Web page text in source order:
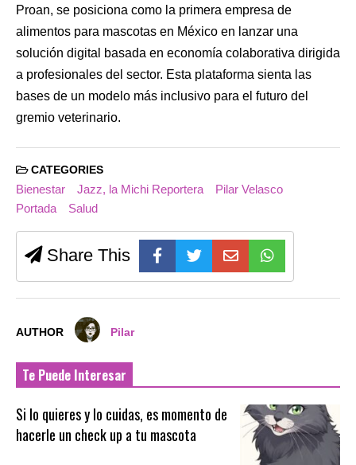
Proan, se posiciona como la primera empresa de
alimentos para mascotas en México en lanzar una
solución digital basada en economía colaborativa dirigida
a profesionales del sector. Esta plataforma sienta las
bases de un modelo más inclusivo para el futuro del
gremio veterinario.
CATEGORIES
Bienestar Jazz, la Michi Reportera
Pilar Velasco
Portada
Salud
Share This
AUTHOR Pilar
Te Puede Interesar
Si lo quieres y lo cuidas, es momento de
hacerle un check up a tu mascota